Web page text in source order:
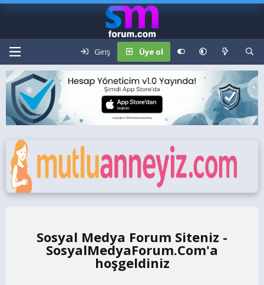
Giriş Üye ol
Sosyal Medya Forum Siteniz -
SosyalMedyaForum.Com